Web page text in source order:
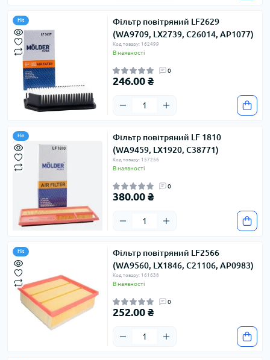
Hit
Фільтр повітряний LF2629
(WA9709, LX2739, C26014, AP1077)
Код товару: 162499
В наявності
0
246.00 ₴
Hit
Фільтр повітряний LF 1810
(WA9459, LX1920, C38771)
Код товару: 157256
В наявності
0
380.00 ₴
Hit
Фільтр повітряний LF2566
(WA9560, LX1846, C21106, AP0983)
Код товару: 161638
В наявності
0
252.00 ₴